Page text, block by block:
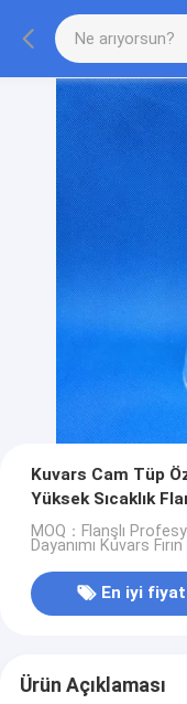
Kuvars Cam Tüp
Yüksek Sıcaklık
MOQ：Flanşlı
Dayanımı Kuvars
En iyi fiyat
Ürün Açıklaması